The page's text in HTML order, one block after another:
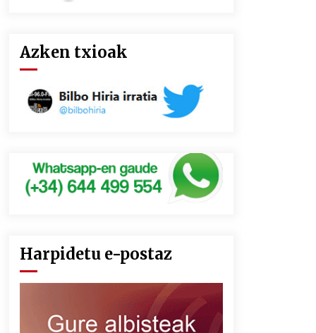
Azken txioak
Harpidetu e-postaz